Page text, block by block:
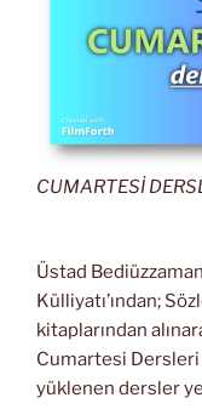
CUMARTESİ
Üstad
Külliyatı’ından;
kitaplarından
Cumartesi Dersleri
yüklenen dersler